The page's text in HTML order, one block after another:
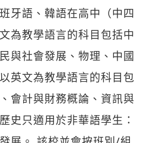
牙語、韓語在高中（中四
為教學語言的科目包括中
與社會發展、物理、中國
英文為教學語言的科目包
會計與財務概論、資訊與
史只適用於非華語學生：